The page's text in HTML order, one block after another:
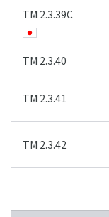
TM 2.3.39C
TM 2.3.40
TM 2.3.41
TM 2.3.42